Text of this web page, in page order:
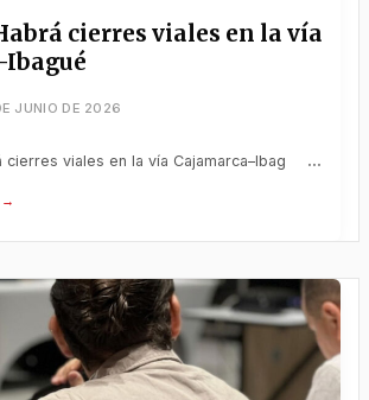
cierres viales en la vía
JUNIO DE 2026
cierres viales en la vía Cajamarca–Ibagué